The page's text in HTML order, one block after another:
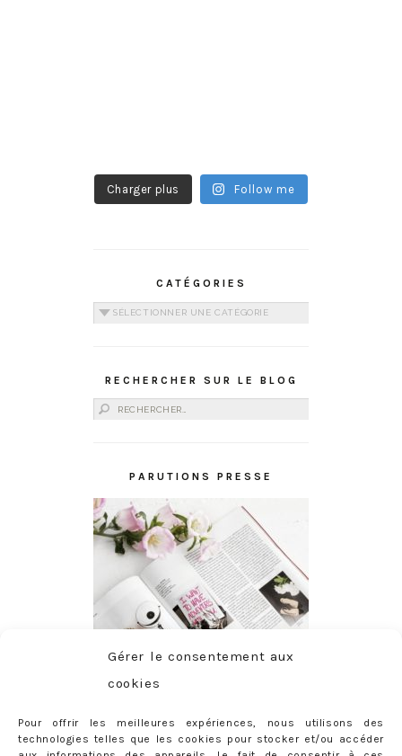
Gérer le consentement aux
cookies
Pour offrir les meilleures expériences, nous utilisons des
technologies telles que les cookies pour stocker et/ou accéder
Charger plus Follow me
CATÉGORIES
Catégories
RECHERCHER SUR LE BLOG
Rechercher :
PARUTIONS PRESSE